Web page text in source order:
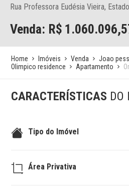
Rua Professora Eudésia Vieira,
Venda: R$
Home Imóveis Venda Joao
Olimpico residence
Apartamento
CARACTERÍSTICAS DO
Tipo do Imóvel
Área Privativa